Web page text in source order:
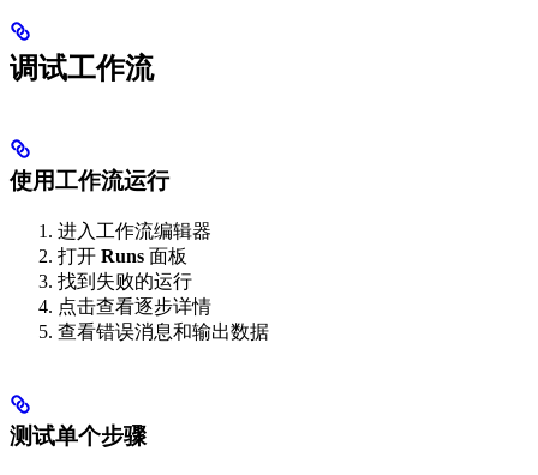
调试工作流
使用工作流运行
进入工作流编辑器
打开 Runs 面板
找到失败的运行
点击查看逐步详情
查看错误消息和输出数据
测试单个步骤